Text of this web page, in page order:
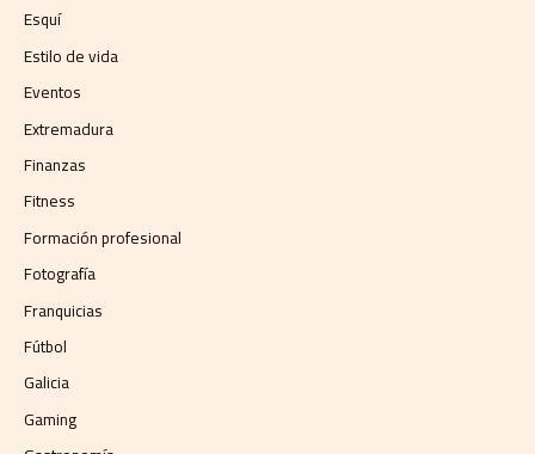
Esquí
Estilo de vida
Eventos
Extremadura
Finanzas
Fitness
Formación profesional
Fotografía
Franquicias
Fútbol
Galicia
Gaming